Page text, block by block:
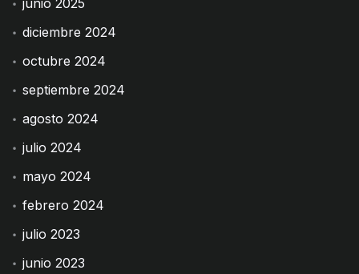
junio 2025
diciembre 2024
octubre 2024
septiembre 2024
agosto 2024
julio 2024
mayo 2024
febrero 2024
julio 2023
junio 2023